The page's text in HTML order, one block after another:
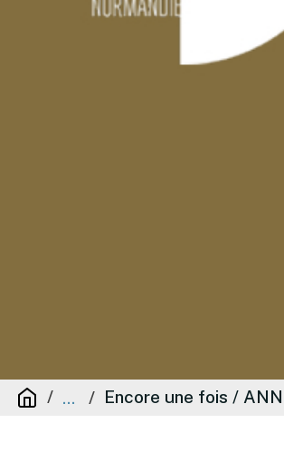
... Encore une fois /